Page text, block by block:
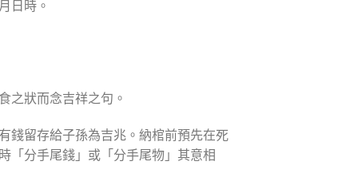
日時。
之狀而念吉祥之句。
錢留存給子孫為吉兆。納棺前預先在死
「分手尾錢」或「分手尾物」其意相